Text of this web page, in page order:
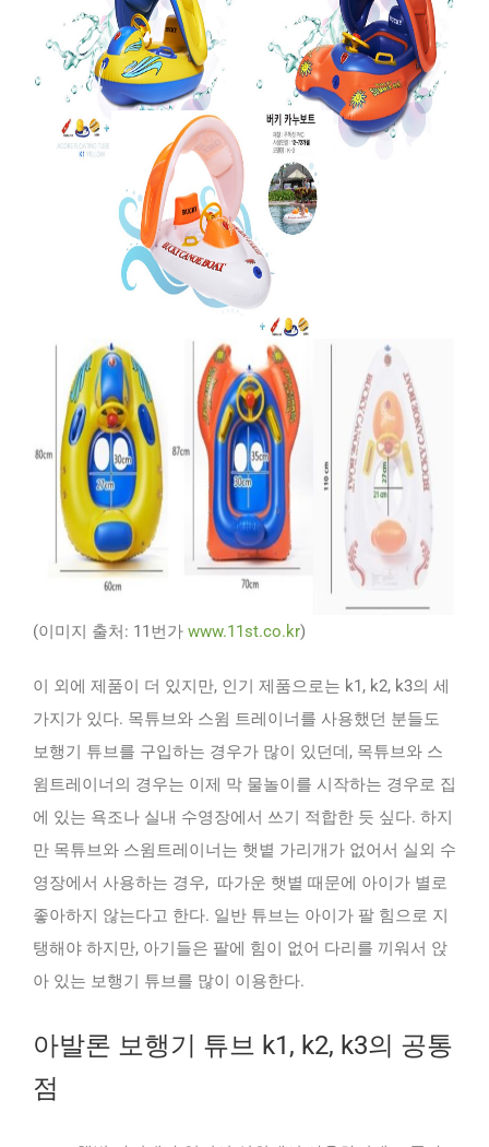
(이미지 출처: 11번가 www.11st.co.kr)
이 외에 제품이 더 있지만, 인기 제품으로는 k1, k2, k3의 세
가지가 있다. 목튜브와 스윔 트레이너를 사용했던 분들도
보행기 튜브를 구입하는 경우가 많이 있던데, 목튜브와 스
윔트레이너의 경우는 이제 막 물놀이를 시작하는 경우로 집
에 있는 욕조나 실내 수영장에서 쓰기 적합한 듯 싶다. 하지
만 목튜브와 스윔트레이너는 햇볕 가리개가 없어서 실외 수
영장에서 사용하는 경우, 따가운 햇볕 때문에 아이가 별로
좋아하지 않는다고 한다. 일반 튜브는 아이가 팔 힘으로 지
탱해야 하지만, 아기들은 팔에 힘이 없어 다리를 끼워서 앉
아 있는 보행기 튜브를 많이 이용한다.
아발론 보행기 튜브 k1, k2, k3의 공통
점